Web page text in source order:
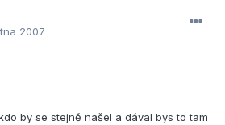
2007
by se stejně našel a dával bys to tam